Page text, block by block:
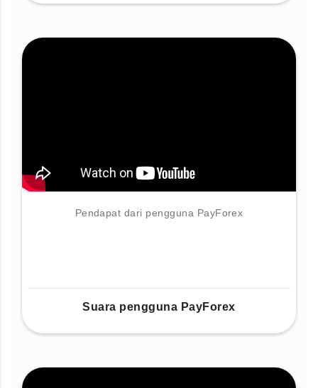
Pendapat dari pengguna PayForex
Suara pengguna PayForex